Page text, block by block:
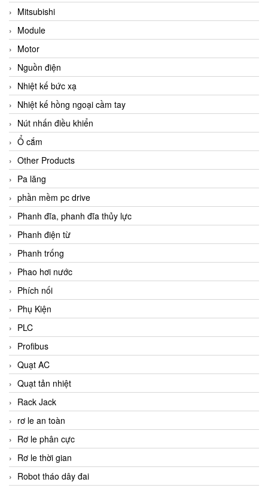
Mitsubishi
Module
Motor
Nguồn điện
Nhiệt kế bức xạ
Nhiệt kế hồng ngoại cầm tay
Nút nhấn điều khiển
Ổ cắm
Other Products
Pa lăng
phần mềm pc drive
Phanh đĩa, phanh đĩa thủy lực
Phanh điện từ
Phanh trống
Phao hơi nước
Phích nối
Phụ Kiện
PLC
Profibus
Quạt AC
Quạt tản nhiệt
Rack Jack
rơ le an toàn
Rơ le phân cực
Rơ le thời gian
Robot tháo dây đai